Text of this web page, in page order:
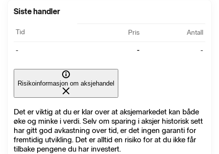
Siste handler
Tid Pris Antall
- - -
Risikoinformasjon om aksjehandel
Det er viktig at du er klar over at aksjemarkedet kan både
øke og minke i verdi. Selv om sparing i aksjer historisk sett
har gitt god avkastning over tid, er det ingen garanti for
fremtidig utvikling. Det er alltid en risiko for at du ikke får
tilbake pengene du har investert.